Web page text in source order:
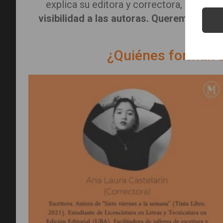
explica su editora y correctora,
Ana
visibilidad a las autoras. Queremos
¿Quiénes forman